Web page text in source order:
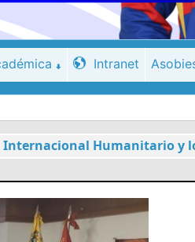
Intranet
Internacional Humanitario y